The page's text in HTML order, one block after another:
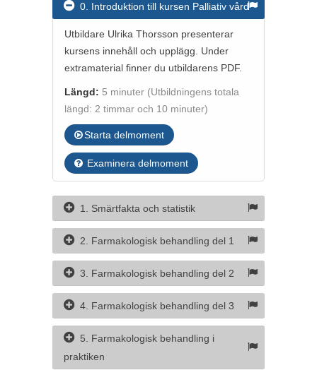
0. Introduktion till kursen Palliativ vård
Utbildare Ulrika Thorsson presenterar
kursens innehåll och upplägg. Under
extramaterial finner du utbildarens PDF.
Längd: 5 minuter (Utbildningens totala
längd: 2 timmar och 10 minuter)
Starta delmoment
Examinera delmoment
1. Smärtfakta och statistik
2. Farmakologisk behandling del 1
3. Farmakologisk behandling del 2
4. Farmakologisk behandling del 3
5. Farmakologisk behandling i
praktiken